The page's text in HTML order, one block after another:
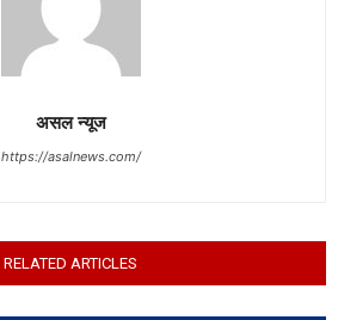
असल न्यूज
https://asalnews.com/
RELATED ARTICLES